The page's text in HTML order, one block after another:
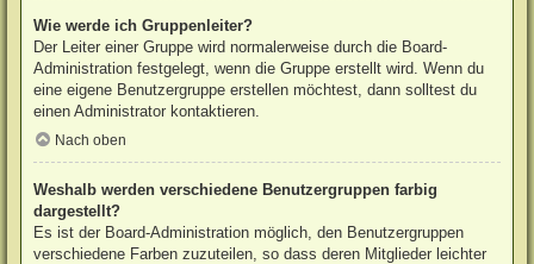
Wie werde ich Gruppenleiter?
Der Leiter einer Gruppe wird normalerweise durch die Board-
Administration festgelegt, wenn die Gruppe erstellt wird. Wenn du
eine eigene Benutzergruppe erstellen möchtest, dann solltest du
einen Administrator kontaktieren.
Nach oben
Weshalb werden verschiedene Benutzergruppen farbig
dargestellt?
Es ist der Board-Administration möglich, den Benutzergruppen
verschiedene Farben zuzuteilen, so dass deren Mitglieder leichter